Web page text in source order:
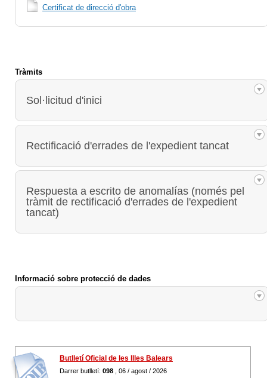
Certificat de direcció d'obra
Tràmits
Sol·licitud d'inici
Rectificació d'errades de l'expedient tancat
Respuesta a escrito de anomalías (només pel
tràmit de rectificació d'errades de l'expedient
tancat)
Informació sobre protecció de dades
Butlletí Oficial de les Illes Balears
Darrer butlletí: 098 , 06 / agost / 2026